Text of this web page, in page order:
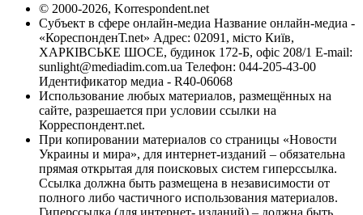
© 2000-2026, Korrespondent.net
Субъект в сфере онлайн-медиа Название онлайн-медиа -
«КореспонденТ.net» Адрес: 02091, місто Київ,
ХАРКІВСЬКЕ ШОСЕ, будинок 172-Б, офіс 208/1 E-mail:
sunlight@mediadim.com.ua Телефон: 044-205-43-00
Идентификатор медиа - R40-06068
Использование любых материалов, размещённых на
сайте, разрешается при условии ссылки на
Корреспондент.net.
При копировании материалов со страницы «Новости
Украины и мира», для интернет-изданий – обязательна
прямая открытая для поисковых систем гиперссылка.
Ссылка должна быть размещена в независимости от
полного либо частичного использования материалов.
Гиперссылка (для интернет- изданий) – должна быть